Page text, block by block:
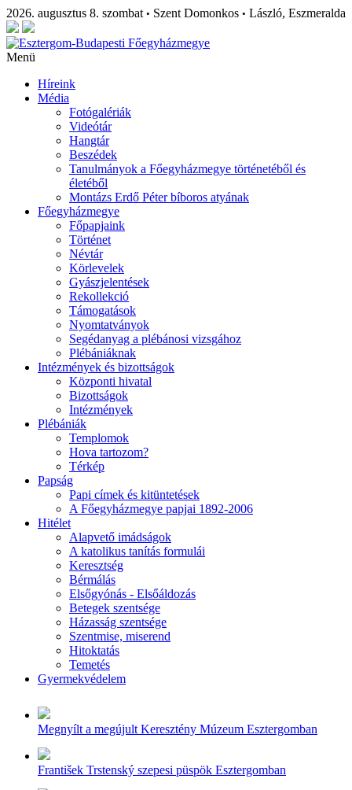
2026. augusztus 8. szombat • Szent Domonkos • László, Eszmeralda
Menü
Híreink
Média
Fotógalériák
Videótár
Hangtár
Beszédek
Tanulmányok a Főegyházmegye történetéből és
életéből
Montázs Erdő Péter bíboros atyának
Főegyházmegye
Főpapjaink
Történet
Névtár
Körlevelek
Gyászjelentések
Rekollekció
Támogatások
Nyomtatványok
Segédanyag a plébánosi vizsgához
Plébániáknak
Intézmények és bizottságok
Központi hivatal
Bizottságok
Intézmények
Plébániák
Templomok
Hova tartozom?
Térkép
Papság
Papi címek és kitüntetések
A Főegyházmegye papjai 1892-2006
Hitélet
Alapvető imádságok
A katolikus tanítás formulái
Keresztség
Bérmálás
Elsőgyónás - Elsőáldozás
Betegek szentsége
Házasság szentsége
Szentmise, miserend
Hitoktatás
Temetés
Gyermekvédelem
Megnyílt a megújult Keresztény Múzeum Esztergomban
František Trstenský szepesi püspök Esztergomban